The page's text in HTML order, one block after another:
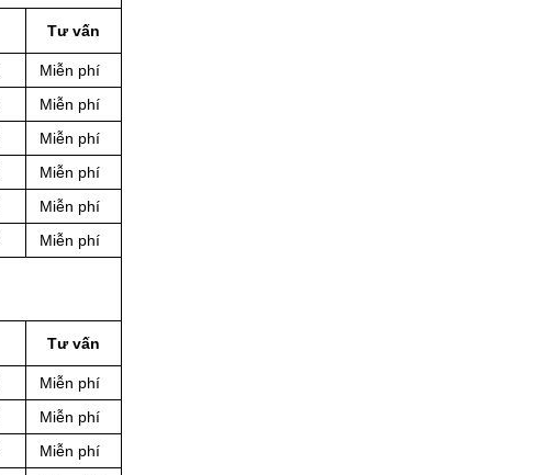
Tư vấn
Miễn phí
Miễn phí
Miễn phí
Miễn phí
Miễn phí
Miễn phí
Tư vấn
Miễn phí
Miễn phí
Miễn phí